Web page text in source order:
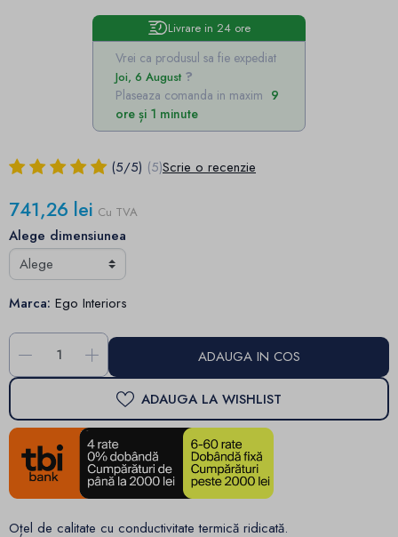
Livrare in 24 ore
Vrei ca produsul sa fie expediat
Joi, 6 August
Plaseaza comanda in maxim 9
ore și 1 minute
(5/5) (5)Scrie o recenzie
741,26 lei Cu TVA
Alege dimensiunea
Marca: Ego Interiors
- + ADAUGA IN COS
ADAUGA LA WISHLIST
Oțel de calitate cu conductivitate termică ridicată.